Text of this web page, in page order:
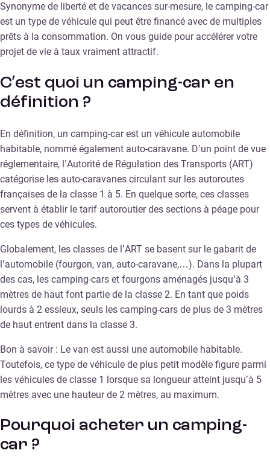
Synonyme de liberté et de vacances sur-mesure, le camping-car
est un type de véhicule qui peut être financé avec de multiples
prêts à la consommation. On vous guide pour accélérer votre
projet de vie à taux vraiment attractif.
C’est quoi un camping-car en
définition ?
En définition, un camping-car est un véhicule automobile
habitable, nommé également auto-caravane. D’un point de vue
réglementaire, l’Autorité de Régulation des Transports (ART)
catégorise les auto-caravanes circulant sur les autoroutes
françaises de la classe 1 à 5. En quelque sorte, ces classes
servent à établir le tarif autoroutier des sections à péage pour
ces types de véhicules.
Globalement, les classes de l’ART se basent sur le gabarit de
l’automobile (fourgon, van, auto-caravane,…). Dans la plupart
des cas, les camping-cars et fourgons aménagés jusqu’à 3
mètres de haut font partie de la classe 2. En tant que poids
lourds à 2 essieux, seuls les camping-cars de plus de 3 mètres
de haut entrent dans la classe 3.
Bon à savoir : Le van est aussi une automobile habitable.
Toutefois, ce type de véhicule de plus petit modèle figure parmi
les véhicules de classe 1 lorsque sa longueur atteint jusqu’à 5
mètres avec une hauteur de 2 mètres, au maximum.
Pourquoi acheter un camping-
car ?